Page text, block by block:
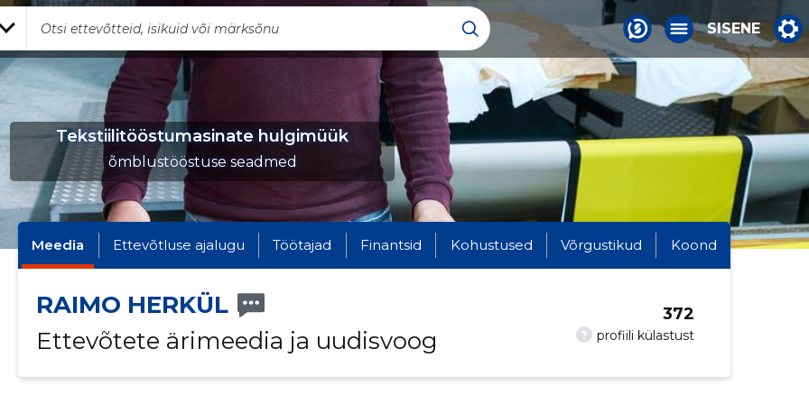
SISENE
Tekstiilitööstumasinate hulgimüük
õmblustööstuse seadmed
Meedia Ettevõtluse ajalugu Töötajad Finantsid Kohustused Võrgustikud Koond
RAIMO HERKÜL
Ettevõtete ärimeedia ja uudisvoog
? profiili külastust
372